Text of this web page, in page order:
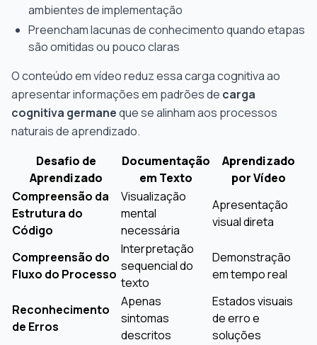
ambientes de implementação
Preencham lacunas de conhecimento quando etapas
são omitidas ou pouco claras
O conteúdo em vídeo reduz essa carga cognitiva ao
apresentar informações em padrões de carga
cognitiva germaneque se alinham aos processos
naturais de aprendizado.
Desafio de
Aprendizado
Documentação
em Texto
Aprendizado
por Vídeo
Compreensão da
Estrutura do
Código
Visualização
mental
necessária
Apresentação
visual direta
Compreensão do
Fluxo do Processo
Interpretação
sequencial do
texto
Demonstração
em tempo real
Reconhecimento
de Erros
Apenas
sintomas
descritos
Estados visuais
de erro e
soluções